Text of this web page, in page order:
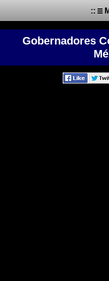
::
Gobernadores